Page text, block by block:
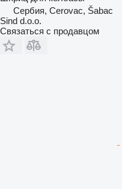
Сербия, Cerovac, Šabac
Sind d.o.o.
Связаться с продавцом